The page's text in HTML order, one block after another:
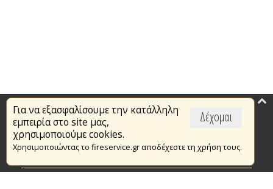
Δέχομαι
Για να εξασφαλίσουμε την κατάλληλη
εμπειρία στο site μας,
χρησιμοποιούμε cookies.
Χρησιμοποιώντας το fireservice.gr αποδέχεστε τη χρήση τους.
Επικαιρότητα
Το Πυροσβεστικό Σώμα